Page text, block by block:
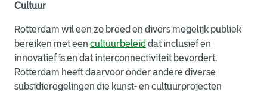
Cultuur
Rotterdam wil een zo breed en divers mogelijk publiek
bereiken met een cultuurbeleid dat inclusief en
innovatief is en dat interconnectiviteit bevordert.
Rotterdam heeft daarvoor onder andere diverse
subsidieregelingen die kunst- en cultuurprojecten